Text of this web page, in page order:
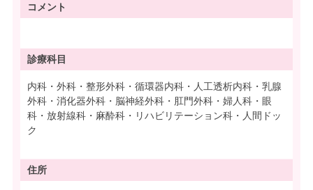
コメント
診療科目
内科・外科・整形外科・循環器内科・人工透析内科・乳腺
外科・消化器外科・脳神経外科・肛門外科・婦人科・眼
科・放射線科・麻酔科・リハビリテーション科・人間ドッ
ク
住所